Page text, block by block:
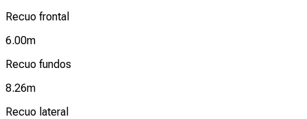
Recuo frontal
6.00m
Recuo fundos
8.26m
Recuo lateral